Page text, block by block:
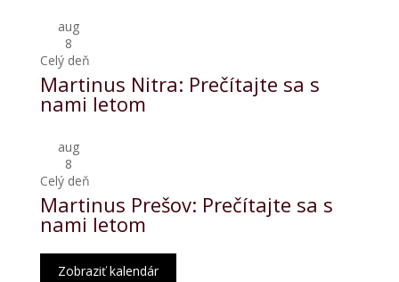
aug
8
Celý deň
Martinus Nitra: Prečítajte sa s
nami letom
aug
8
Celý deň
Martinus Prešov: Prečítajte sa s
nami letom
Zobraziť kalendár